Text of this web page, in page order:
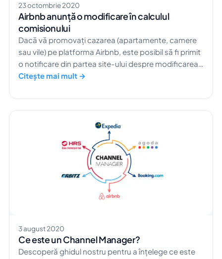
23 octombrie 2020
Airbnb anunță o modificare în calculul
comisionului
Dacă vă promovați cazarea (apartamente, camere
sau vile) pe platforma Airbnb, este posibil să fi primit
o notificare din partea site-ului despre modificarea
structurii taxei de rezervare. Ce înseamnă acest
schimbare în taxa percepută pentru […]
Citește mai mult →
3 august 2020
Ce este un Channel Manager?
Descoperă ghidul nostru pentru a înțelege ce este